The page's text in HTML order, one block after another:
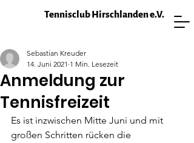
Tennisclub Hirschlanden e.V.
Anmeldung zur
Tennisfreizeit
Sebastian Kreuder
14. Juni 2021 1 Min. Lesezeit
Es ist inzwischen Mitte Juni und mit
großen Schritten rücken die